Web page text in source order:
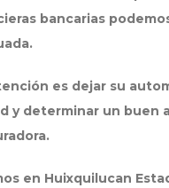
bancarias
es dejar su
y determinar un buen
en Huixquilucan